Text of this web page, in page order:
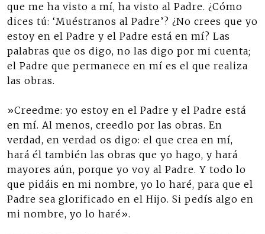
que me ha visto a mí, ha visto al Padre. ¿Cómo
dices tú: ‘Muéstranos al Padre’? ¿No crees que yo
estoy en el Padre y el Padre está en mí? Las
palabras que os digo, no las digo por mi cuenta;
el Padre que permanece en mí es el que realiza
las obras.
»Creedme: yo estoy en el Padre y el Padre está
en mí. Al menos, creedlo por las obras. En
verdad, en verdad os digo: el que crea en mí,
hará él también las obras que yo hago, y hará
mayores aún, porque yo voy al Padre. Y todo lo
que pidáis en mi nombre, yo lo haré, para que el
Padre sea glorificado en el Hijo. Si pedís algo en
mi nombre, yo lo haré».